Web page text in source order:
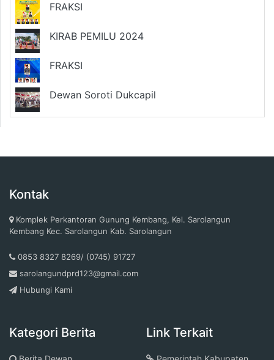
FRAKSI
KIRAB PEMILU 2024
FRAKSI
Dewan Soroti Dukcapil
Kontak
Komplek Perkantoran Gunung Kembang, Kel. Sarolangun
Kembang Kec. Sarolangun Kab. Sarolangun
0853 8327 8269/ (0745) 91727
sarolangundprd123@gmail.com
Hubungi Kami
Kategori Berita Link Terkait